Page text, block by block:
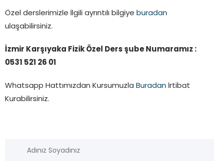
Özel derslerimizle İlgili ayrıntılı bilgiye buradan
ulaşabilirsiniz.
İzmir Karşıyaka Fizik Özel Ders şube Numaramız :
0531 521 26 01
Whatsapp Hattımızdan Kursumuzla Buradan İrtibat
Kurabilirsiniz.